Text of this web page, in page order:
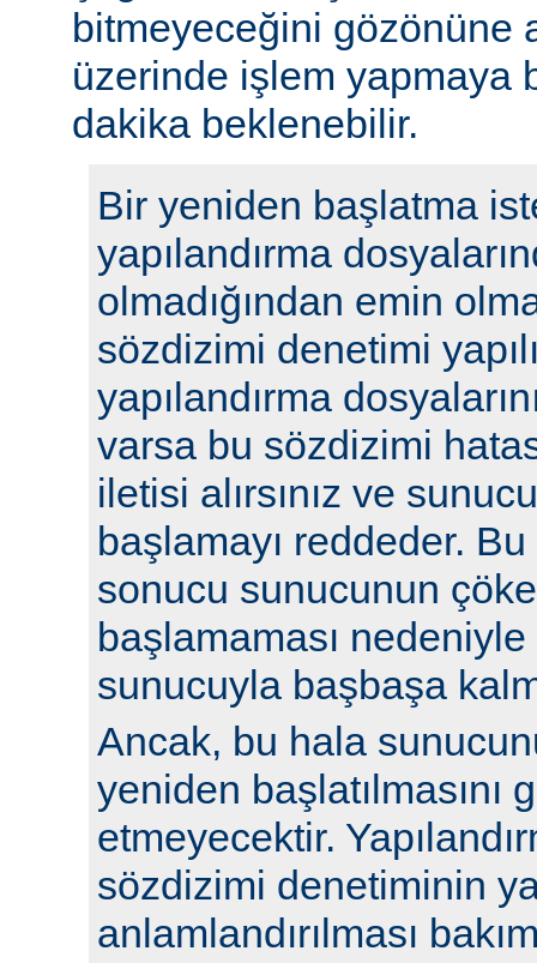
bitmeyeceğini gözönüne
üzerinde işlem yapmaya
dakika beklenebilir.
Bir yeniden başlatma
yapılandırma
olmadığından emin
sözdizimi denetimi
yapılandırma
varsa bu sözdizimi
iletisi alırsınız ve
başlamayı reddeder.
sonucu sunucunun
başlamaması
sunucuyla başbaşa
Ancak, bu hala
yeniden başlatılmasını
etmeyecektir.
sözdizimi denetiminin
anlamlandırılması